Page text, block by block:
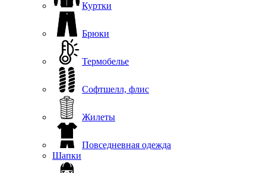
Куртки
Брюки
Термобелье
Софтшелл, флис
Жилеты
Повседневная одежда
Шапки